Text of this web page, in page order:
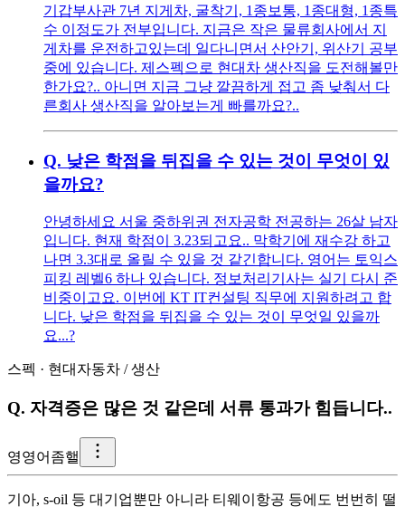
기갑부사관 7년 지게차, 굴착기, 1종보통, 1종대형, 1종특
수 이정도가 전부입니다. 지금은 작은 물류회사에서 지
게차를 운전하고있는데 일다니면서 산안기, 위산기 공부
중에 있습니다. 제스펙으로 현대차 생산직을 도전해볼만
한가요?.. 아니면 지금 그냥 깔끔하게 접고 좀 낮춰서 다
른회사 생산직을 알아보는게 빠를까요?..
Q. 낮은 학점을 뒤집을 수 있는 것이 무엇이 있
을까요?
안녕하세요 서울 중하위권 전자공학 전공하는 26살 남자
입니다. 현재 학점이 3.23되고요.. 막학기에 재수강 하고
나면 3.3대로 올릴 수 있을 것 같긴합니다. 영어는 토익스
피킹 레벨6 하나 있습니다. 정보처리기사는 실기 다시 준
비중이고요. 이번에 KT IT컨설팅 직무에 지원하려고 합
니다. 낮은 학점을 뒤집을 수 있는 것이 무엇일 있을까
요...?
스펙 · 현대자동차 /생산
Q. 자격증은 많은 것 같은데 서류 통과가 힘듭니다..
영영어좀핼
기아, s-oil 등 대기업뿐만 아니라 티웨이항공 등에도 번번히 떨